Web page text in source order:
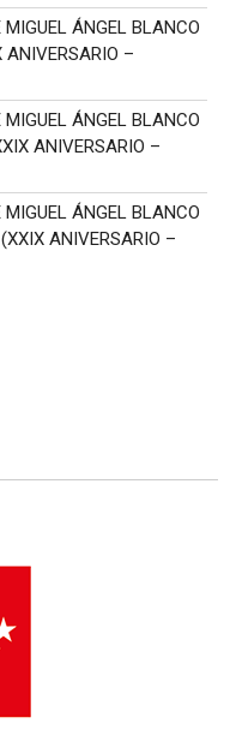
MIGUEL ÁNGEL BLANCO
ANIVERSARIO –
MIGUEL ÁNGEL BLANCO
ANIVERSARIO –
MIGUEL ÁNGEL BLANCO
ANIVERSARIO –